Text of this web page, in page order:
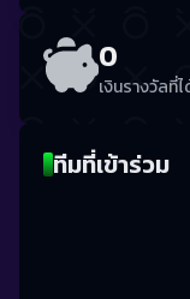
0
เงินรางวัลที่
ทีมที่เข้าร่วม